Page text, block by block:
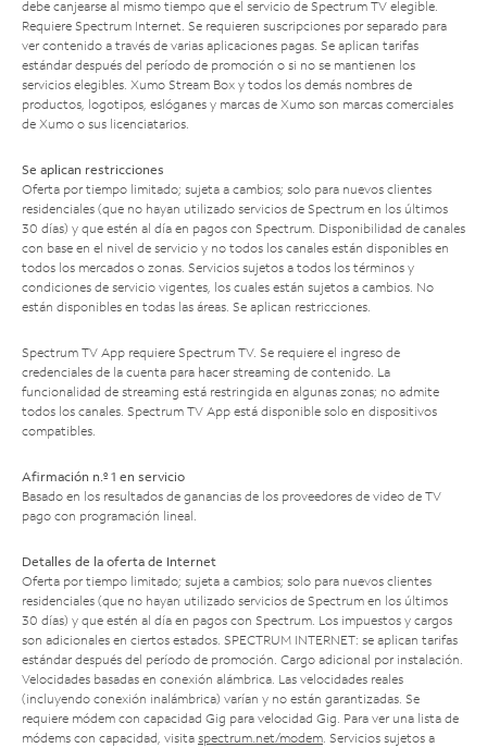
debe canjearse al mismo tiempo que el servicio de Spectrum TV elegible.
Requiere Spectrum Internet. Se requieren suscripciones por separado para
ver contenido a través de varias aplicaciones pagas. Se aplican tarifas
estándar después del período de promoción o si no se mantienen los
servicios elegibles. Xumo Stream Box y todos los demás nombres de
productos, logotipos, eslóganes y marcas de Xumo son marcas comerciales
de Xumo o sus licenciatarios.
Se aplican restricciones
Oferta por tiempo limitado; sujeta a cambios; solo para nuevos clientes
residenciales (que no hayan utilizado servicios de Spectrum en los últimos
30 días) y que estén al día en pagos con Spectrum. Disponibilidad de canales
con base en el nivel de servicio y no todos los canales están disponibles en
todos los mercados o zonas. Servicios sujetos a todos los términos y
condiciones de servicio vigentes, los cuales están sujetos a cambios. No
están disponibles en todas las áreas. Se aplican restricciones.
Spectrum TV App requiere Spectrum TV. Se requiere el ingreso de
credenciales de la cuenta para hacer streaming de contenido. La
funcionalidad de streaming está restringida en algunas zonas; no admite
todos los canales. Spectrum TV App está disponible solo en dispositivos
compatibles.
Afirmación n.º 1 en servicio
Basado en los resultados de ganancias de los proveedores de video de TV
pago con programación lineal.
Detalles de la oferta de Internet
Oferta por tiempo limitado; sujeta a cambios; solo para nuevos clientes
residenciales (que no hayan utilizado servicios de Spectrum en los últimos
30 días) y que estén al día en pagos con Spectrum. Los impuestos y cargos
son adicionales en ciertos estados. SPECTRUM INTERNET: se aplican tarifas
estándar después del período de promoción. Cargo adicional por instalación.
Velocidades basadas en conexión alámbrica. Las velocidades reales
(incluyendo conexión inalámbrica) varían y no están garantizadas. Se
requiere módem con capacidad Gig para velocidad Gig. Para ver una lista de
módems con capacidad, visita spectrum.net/modem. Servicios sujetos a